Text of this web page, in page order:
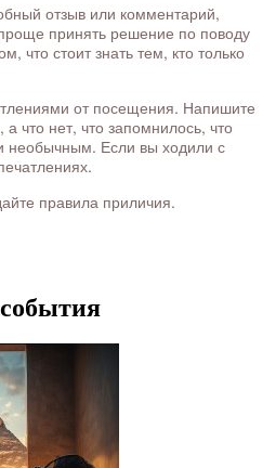
отзыв или комментарий,
принять решение по поводу
что стоит знать тем, кто только
от посещения. Напишите
что нет, что запомнилось, что
необычным. Если вы ходили с
правила приличия.